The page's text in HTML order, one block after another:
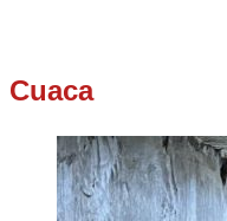
Cuaca